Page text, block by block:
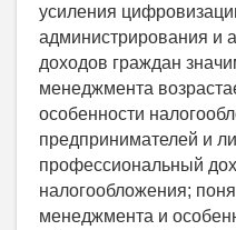
усиления
администрирования и
доходов граждан
менеджмента
особенности
предпринимателей и
профессиональный
налогообложения;
менеджмента и